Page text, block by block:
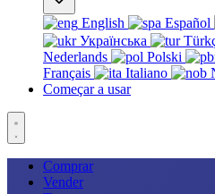
English Español
Українська
Nederlands
Polski
Français
Italiano
Começar a usar
Comprar
Vender